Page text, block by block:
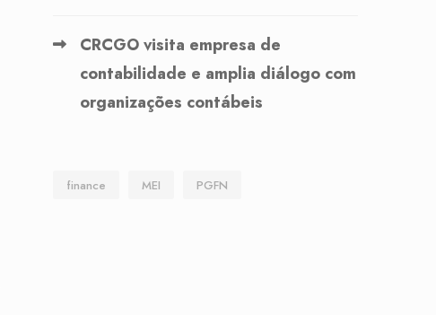
CRCGO visita empresa de
contabilidade e amplia diálogo com
organizações contábeis
finance MEI PGFN